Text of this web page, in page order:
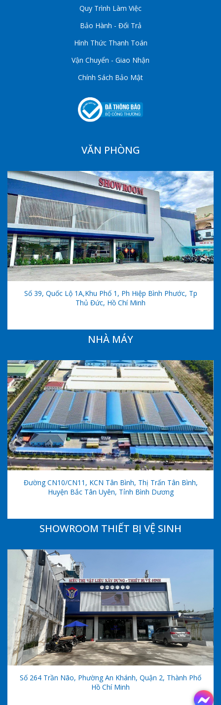
Quy Trình Làm Việc
Bảo Hành - Đổi Trả
Hình Thức Thanh Toán
Vận Chuyển - Giao Nhận
Chính Sách Bảo Mật
VĂN PHÒNG
Số 39, Quốc Lộ 1A,khu Phố 1, Ph Hiệp Bình Phước, Tp
Thủ Đức, Hồ Chí Minh
NHÀ MÁY
Đường CN10/CN11, KCN Tân Bình, Thị Trấn Tân Bình,
Huyện Bắc Tân Uyên, Tỉnh Bình Dương
SHOWROOM THIẾT BỊ VỆ SINH
Số 264 Trần Não, Phường An Khánh, Quận 2, Thành Phố
Hồ Chí Minh